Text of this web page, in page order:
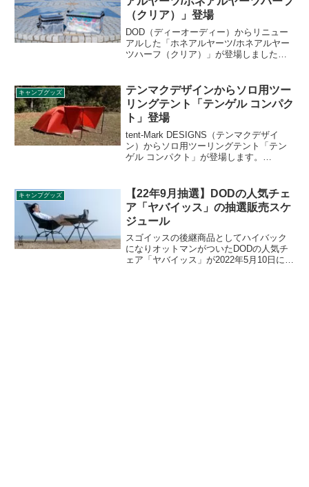
ーします。
（クリア）」登場
DOD（ディーオーディー）からリニュー
アルした「ホネアルヤーツ/ホネアルヤー
ツハーフ（クリア）」が登場しました。
そのままに、構造が変更されクリアカラ
ーになりました。容量50Lと、25Lのハー
フサイズ2種が登場します。詳細をレビュ
ーします。
キャンプグッズ
テンマクデザインからソロ用ツー
リングテント「テンゲル コンパク
ト」登場
tent-Mark DESIGNS（テンマクデザイ
ン）からソロ用ツーリングテント「テン
ゲル コンパクト」が登場します。
す。2022年4月下旬発売予定とのこと。詳
細をレビューします。
キャンプグッズ
【22年9月抽選】DODの人気チェ
ア「ヤバイッス」の抽選販売スケ
ジュール
スゴイッスの後継商品としてハイバック
になりオットマンがついたDODの人気チ
ェア「ヤバイッス」が2022年5月10日に発